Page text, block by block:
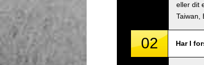
eller dit
Taiwan,
02 Har I